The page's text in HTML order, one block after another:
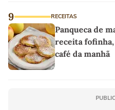
9 RECEITAS
Panqueca de
receita
café da manhã